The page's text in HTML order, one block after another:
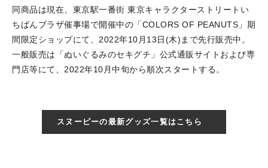
同商品は現在、東京駅一番街 東京キャラクターストリートい
ちばんプラザ催事場で開催中の「COLORS OF PEANUTS」期
間限定ショップにて、2022年10月13日(木)まで先行販売中。
一般販売は「ぬいぐるみのセキグチ」公式通販サイトおよび専
門店等にて、2022年10月中旬から順次スタートする。
スヌーピーの最新グッズ一覧はこちら